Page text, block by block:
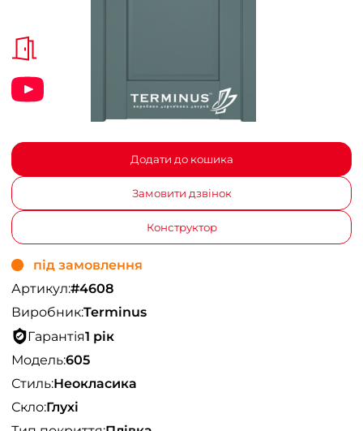
Додати до кошика
Замовити дзвінок
Конструктор
під замовлення
Артикул:#4608
Виробник:Terminus
Гарантія1 рік
Модель:605
Стиль:Неокласика
Скло:Глухі